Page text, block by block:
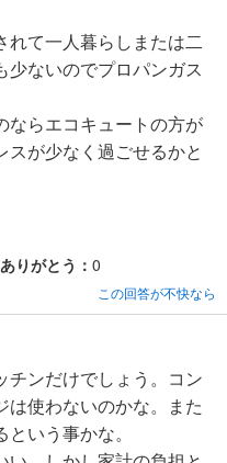
れて一人暮らしまたは二
少ないのでプロパンガス
ならエコキュートの方が
が少なく過ごせるかと
ありがとう： 0
この回答が不快なら
チンだけでしょう。コン
は使わないのかな。また
いう事かな。